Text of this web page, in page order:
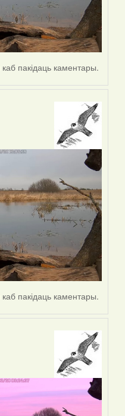
каб пакідаць каментары.
каб пакідаць каментары.